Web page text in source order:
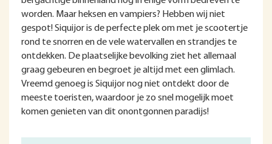
worden. Maar heksen en vampiers? Hebben wij niet
gespot! Siquijor is de perfecte plek om met je scootertje
rond te snorren en de vele watervallen en strandjes te
ontdekken. De plaatselijke bevolking ziet het allemaal
graag gebeuren en begroet je altijd met een glimlach.
Vreemd genoeg is Siquijor nog niet ontdekt door de
meeste toeristen, waardoor je zo snel mogelijk moet
komen genieten van dit onontgonnen paradijs!